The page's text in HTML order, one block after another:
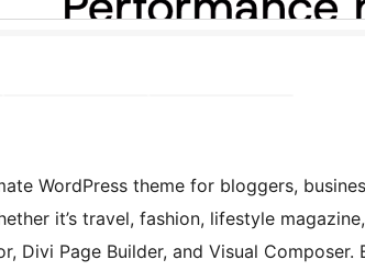
WordPress theme for bloggers,
it’s travel, fashion, lifestyle
Divi Page Builder, and Visual Composer.